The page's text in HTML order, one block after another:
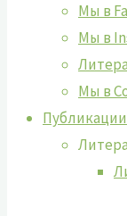
Мы в
Мы в
Мы в
Публикации